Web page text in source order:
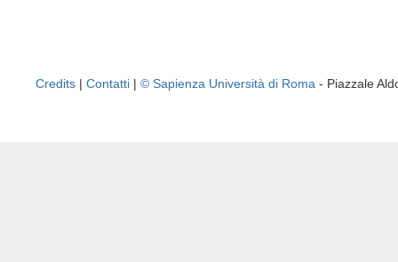
Credits | Contatti | © Sapienza Università di Roma - Piazzale